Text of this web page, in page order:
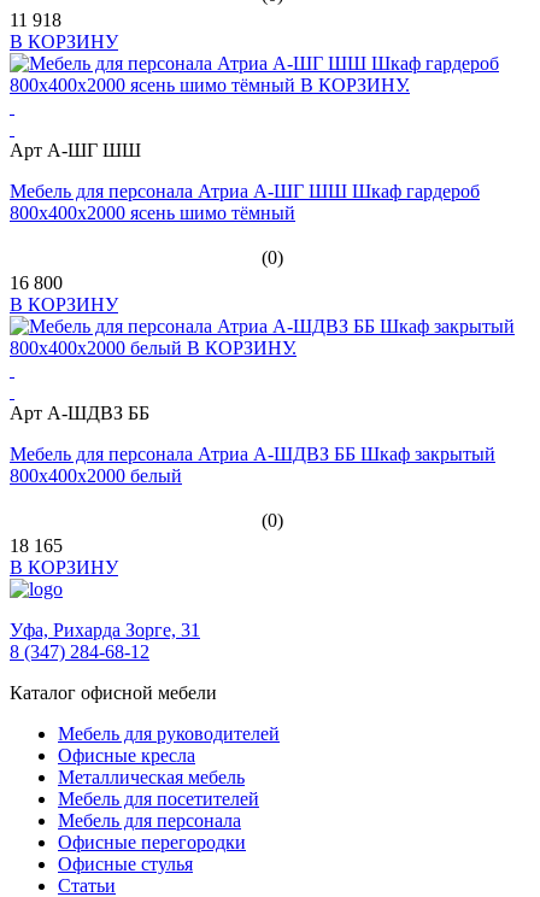
11 918
В КОРЗИНУ
Арт А-ШГ ШШ
Мебель для персонала Атриа А-ШГ ШШ Шкаф гардероб
800х400х2000 ясень шимо тёмный
(0)
16 800
В КОРЗИНУ
Арт А-ШДВЗ ББ
Мебель для персонала Атриа А-ШДВЗ ББ Шкаф закрытый
800х400х2000 белый
(0)
18 165
В КОРЗИНУ
Уфа, Рихарда Зорге, 31
8 (347) 284-68-12
Каталог офисной мебели
Мебель для руководителей
Офисные кресла
Металлическая мебель
Мебель для посетителей
Мебель для персонала
Офисные перегородки
Офисные стулья
Статьи